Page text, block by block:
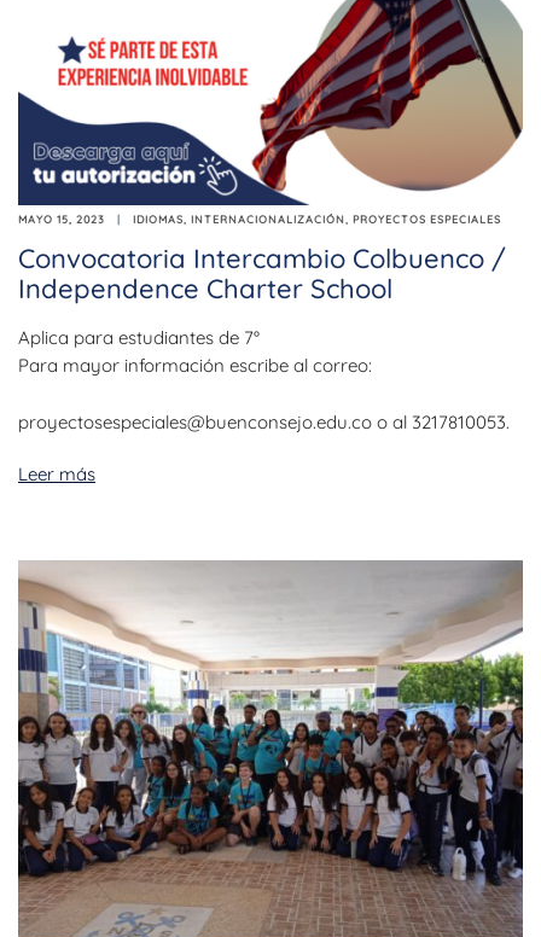
MAYO 15, 2023 IDIOMAS, INTERNACIONALIZACIÓN, PROYECTOS ESPECIALES
Convocatoria Intercambio Colbuenco /
Independence Charter School
Aplica para estudiantes de 7°
Para mayor información escribe al correo:
proyectosespeciales@buenconsejo.edu.co o al 3217810053.
Leer más